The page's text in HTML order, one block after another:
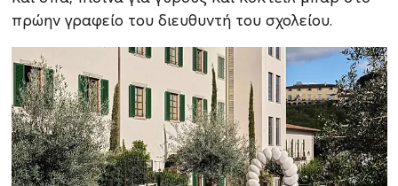
πρώην γραφείο του διευθυντή του σχολείου.